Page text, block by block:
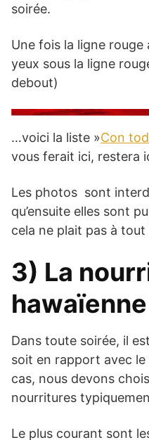
soirée.
Une fois la ligne
yeux sous la ligne
debout)
…voici la liste »Con
vous ferait ici, restera
Les photos sont
qu’ensuite elles sont
cela ne plait pas à tout
3) La
hawaïenne
Dans toute soirée, il
soit en rapport avec
cas, nous devons
nourritures
Le plus courant sont